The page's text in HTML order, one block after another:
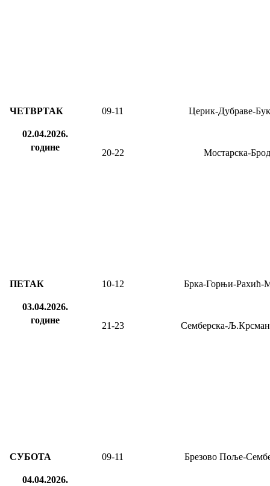
ЧЕТВРТАК
02.04.2026.
године
09-11 Церик-Дубраве-
20-22 Мостарска-Брод
ПЕТАК
03.04.2026.
године
10-12 Брка-Горњи-Рахић-
21-23 Семберска-
СУБОТА
04.04.2026.
09-11 Брезово Поље-